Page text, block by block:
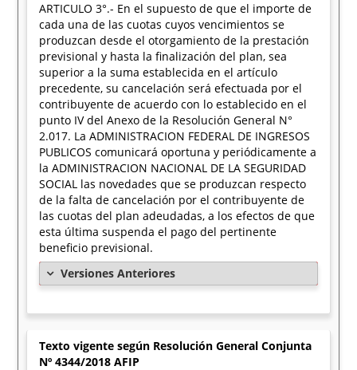
ARTICULO 3°.- En el supuesto de que el importe de
cada una de las cuotas cuyos vencimientos se
produzcan desde el otorgamiento de la prestación
previsional y hasta la finalización del plan, sea
superior a la suma establecida en el artículo
precedente, su cancelación será efectuada por el
contribuyente de acuerdo con lo establecido en el
punto IV del Anexo de la Resolución General N°
2.017. La ADMINISTRACION FEDERAL DE INGRESOS
PUBLICOS comunicará oportuna y periódicamente a
la ADMINISTRACION NACIONAL DE LA SEGURIDAD
SOCIAL las novedades que se produzcan respecto
de la falta de cancelación por el contribuyente de
las cuotas del plan adeudadas, a los efectos de que
esta última suspenda el pago del pertinente
beneficio previsional.
Versiones Anteriores
Texto vigente según Resolución General Conjunta
Nº 4344/2018 AFIP